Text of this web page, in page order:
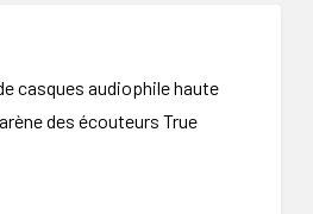
casques audiophile haute
des écouteurs True